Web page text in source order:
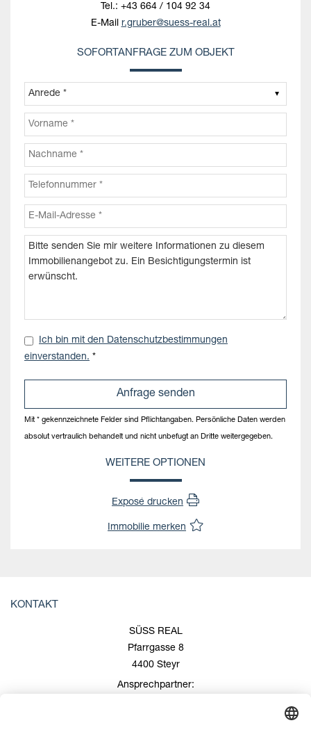
Tel.: +43 664 / 104 92 34
E-Mail r.gruber@suess-real.at
SOFORTANFRAGE ZUM OBJEKT
Ich bin mit den Datenschutzbestimmungen
einverstanden. *
Mit * gekennzeichnete Felder sind Pflichtangaben. Persönliche Daten werden
absolut vertraulich behandelt und nicht unbefugt an Dritte weitergegeben.
WEITERE OPTIONEN
Exposé drucken
Immobilie merken
KONTAKT
SÜSS REAL
Pfarrgasse 8
4400 Steyr
Ansprechpartner: